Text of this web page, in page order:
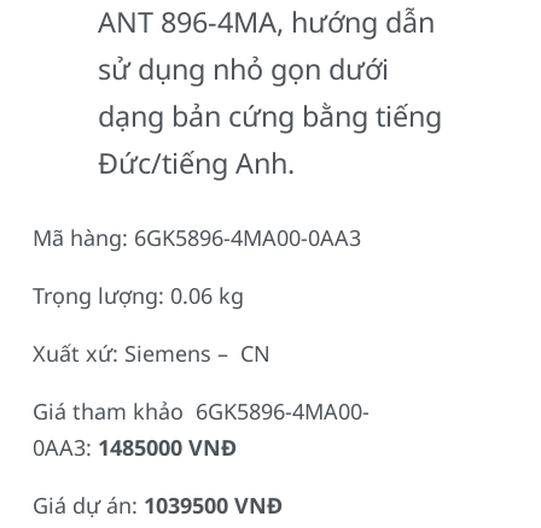
ANT 896-4MA, hướng dẫn
sử dụng nhỏ gọn dưới
dạng bản cứng bằng tiếng
Đức/tiếng Anh.
Mã hàng: 6GK5896-4MA00-0AA3
Trọng lượng: 0.06 kg
Xuất xứ: Siemens – CN
Giá tham khảo 6GK5896-4MA00-
0AA3: 1485000 VNĐ
Giá dự án: 1039500 VNĐ